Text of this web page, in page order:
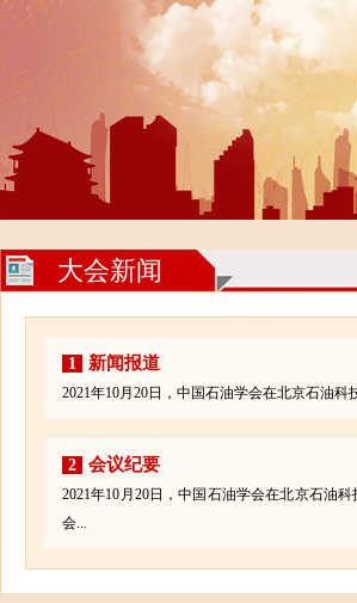
大会新闻
1 新闻报道
2021年10月20日，中国石油学会在北京石油
2 会议纪要
2021年10月20日，中国石油学会在北京石油
会...